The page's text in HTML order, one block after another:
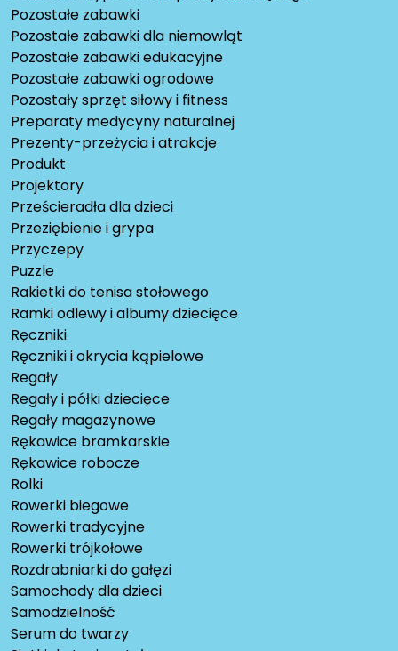
Pozostałe zabawki
Pozostałe zabawki dla niemowląt
Pozostałe zabawki edukacyjne
Pozostałe zabawki ogrodowe
Pozostały sprzęt siłowy i fitness
Preparaty medycyny naturalnej
Prezenty-przeżycia i atrakcje
Produkt
Projektory
Prześcieradła dla dzieci
Przeziębienie i grypa
Przyczepy
Puzzle
Rakietki do tenisa stołowego
Ramki odlewy i albumy dziecięce
Ręczniki
Ręczniki i okrycia kąpielowe
Regały
Regały i półki dziecięce
Regały magazynowe
Rękawice bramkarskie
Rękawice robocze
Rolki
Rowerki biegowe
Rowerki tradycyjne
Rowerki trójkołowe
Rozdrabniarki do gałęzi
Samochody dla dzieci
Samodzielność
Serum do twarzy